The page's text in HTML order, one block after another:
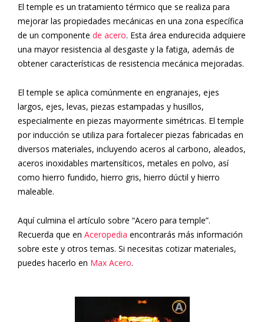
El temple es un tratamiento térmico que se realiza para
mejorar las propiedades mecánicas en una zona específica
de un componente de acero. Esta área endurecida adquiere
una mayor resistencia al desgaste y la fatiga, además de
obtener características de resistencia mecánica mejoradas.
El temple se aplica comúnmente en engranajes, ejes
largos, ejes, levas, piezas estampadas y husillos,
especialmente en piezas mayormente simétricas. El temple
por inducción se utiliza para fortalecer piezas fabricadas en
diversos materiales, incluyendo aceros al carbono, aleados,
aceros inoxidables martensíticos, metales en polvo, así
como hierro fundido, hierro gris, hierro dúctil y hierro
maleable.
Aquí culmina el artículo sobre “Acero para temple”.
Recuerda que en Aceropedia encontrarás más información
sobre este y otros temas. Si necesitas cotizar materiales,
puedes hacerlo en Max Acero.